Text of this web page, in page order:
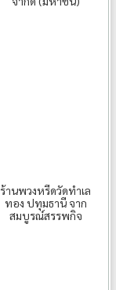
ร้านพวงหรีดวัดทำเล
ทอง ปทุมธานี จาก
สมบูรณ์สรรพกิจ